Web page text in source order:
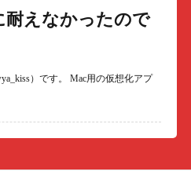
耐えなかったので
）です。 Mac用の仮想化アプ